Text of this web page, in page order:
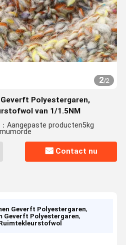
2/2
Polyestergaren,
van 1/1.5NM
：Aangepaste producten5kg
Contact nu
Geverft Polyestergaren,
Geverft Polyestergaren,